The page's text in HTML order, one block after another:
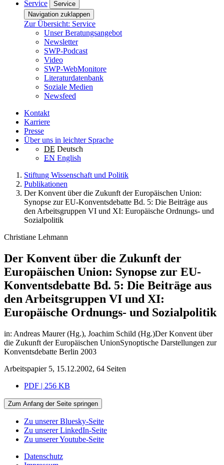
Service
Service
Navigation zuklappen
Zur Übersicht: Service
Unser Beratungsangebot
Newsletter
SWP-Podcast
Video
SWP-WebMonitore
Literaturdatenbank
Soziale Medien
Newsfeed
Kontakt
Karriere
Presse
Über uns in leichter Sprache
DE Deutsch
EN English
Stiftung Wissenschaft und Politik
Publikationen
Der Konvent über die Zukunft der Europäischen Union:
Synopse zur EU-Konventsdebatte Bd. 5: Die Beiträge aus
den Arbeitsgruppen VI und XI: Europäische Ordnungs- und
Sozialpolitik
Christiane Lehmann
Der Konvent über die Zukunft der
Europäischen Union: Synopse zur EU-
Konventsdebatte Bd. 5: Die Beiträge aus
den Arbeitsgruppen VI und XI:
Europäische Ordnungs- und Sozialpolitik
in: Andreas Maurer (Hg.), Joachim Schild (Hg.)Der Konvent über
die Zukunft der Europäischen UnionSynoptische Darstellungen zur
Konventsdebatte Berlin 2003
Arbeitspapier 5, 15.12.2002, 64 Seiten
PDF | 256 KB
Zum Anfang der Seite springen
Zu unserer Bluesky-Seite
Zu unserer LinkedIn-Seite
Zu unserer Youtube-Seite
Datenschutz